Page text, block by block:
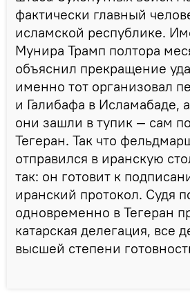
фактически главный
исламской республике.
Мунира Трамп полтора
объяснил прекращение
именно тот организовал
и Галибафа в Исламабаде,
они зашли в тупик — сам
Тегеран. Так что
отправился в иранскую
так: он готовит к
иранский протокол. Судя
одновременно в Тегеран
катарская делегация, все
высшей степени